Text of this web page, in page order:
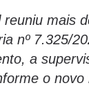
reuniu mais
nº 7.325/
a
o